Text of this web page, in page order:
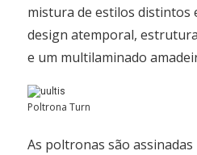
mistura de estilos distintos
design atemporal,
e um multilaminado
Poltrona Turn
As poltronas são